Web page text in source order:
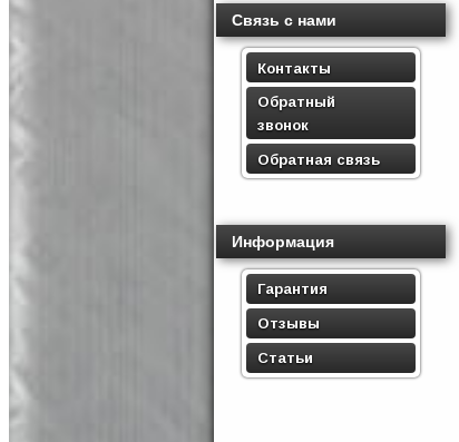
Связь с нами
Контакты
Обратный
звонок
Обратная связь
Информация
Гарантия
Отзывы
Статьи